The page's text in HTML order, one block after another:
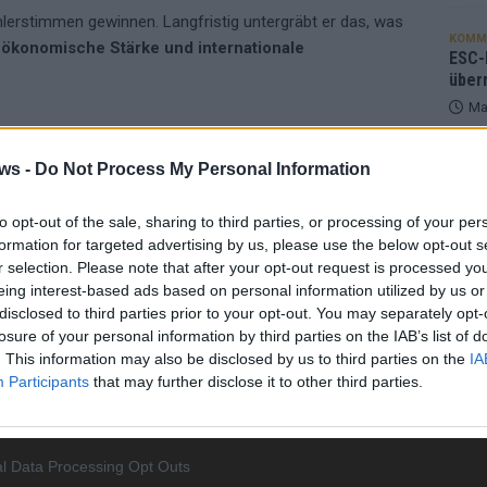
- Do Not Process My Personal Information
opt-out of the sale, sharing to third parties, or processing of your
for targeted advertising by us, please use the below opt-out
selection. Please note that after your opt-out request is processed
interest-based ads based on personal information utilized by us
to third parties prior to your opt-out. You may separately
of your personal information by third parties on the IAB’s list of
This information may also be disclosed by us to third parties on the
Participants that may further disclose it to other third parties.
Data Processing Opt Outs
gewinnen. Langfristig untergräbt er das, was
Stärke und internationale
TRUMP TRUMP ZÖLLE 2025